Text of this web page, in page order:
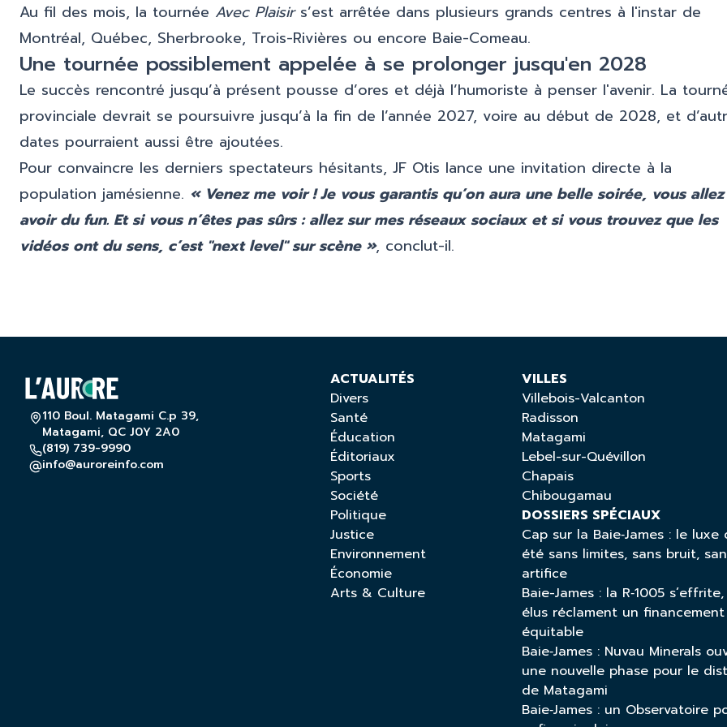
Au fil des mois, la tournée Avec Plaisirs’est arrêtée dans plusieurs grands centres à l'instar de
Montréal, Québec, Sherbrooke, Trois-Rivières ou encore Baie-Comeau.
Une tournée possiblement appelée à se prolonger jusqu'en 2028
Le succès rencontré jusqu’à présent pousse d’ores et déjà l’humoriste à penser l'avenir. La
provinciale devrait se poursuivre jusqu’à la fin de l’année 2027, voire au début de 2028, et
dates pourraient aussi être ajoutées.
Pour convaincre les derniers spectateurs hésitants, JF Otis lance une invitation directe à la
population jamésienne. « Venez me voir ! Je vous garantis qu’on aura une belle soirée, vous allez
avoir du fun. Et si vous n’êtes pas sûrs : allez sur mes réseaux sociaux et si vous trouvez que les
vidéos ont du sens, c’est "next level" sur scène », conclut-il.
110 Boul. Matagami C.p 39,
Matagami, QC J0Y 2A0
(819) 739-9990
info@auroreinfo.com
ACTUALITÉS
Divers
Santé
Éducation
Éditoriaux
Sports
Société
Politique
Justice
Environnement
Économie
Arts & Culture
VILLES
Villebois-Valcanton
Radisson
Matagami
Lebel-sur-Quévillon
Chapais
Chibougamau
DOSSIERS SPÉCIAUX
Cap sur la Baie‑James : le luxe
été sans limites, sans bruit,
artifice
Baie-James : la R‑1005
élus réclament un financement
équitable
Baie‑James : Nuvau Minerals
une nouvelle phase pour le
de Matagami
Baie‑James : un Observatoire